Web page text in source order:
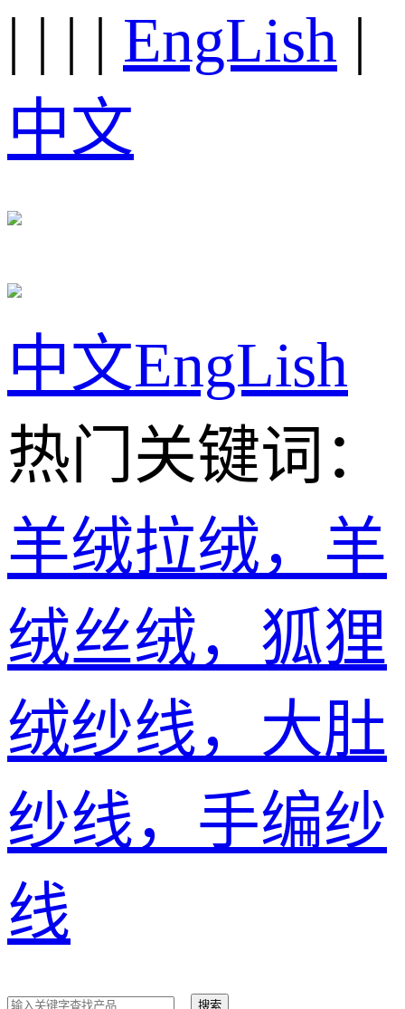
| | | | EngLish |
中文
中文EngLish
热门关键词：
羊绒拉绒，羊
绒丝绒，狐狸
绒纱线，大肚
纱线，手编纱
线